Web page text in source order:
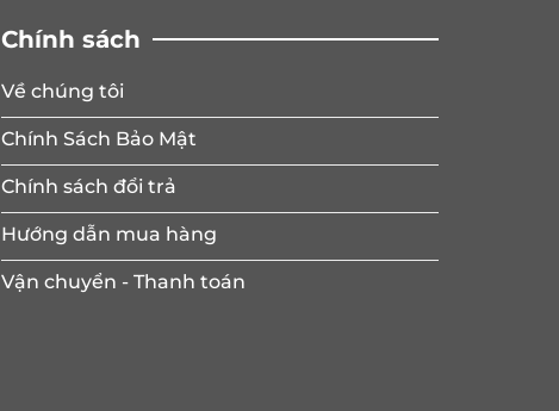
Chính sách
Về chúng tôi
Chính Sách Bảo Mật
Chính sách đổi trả
Hướng dẫn mua hàng
Vận chuyển - Thanh toán